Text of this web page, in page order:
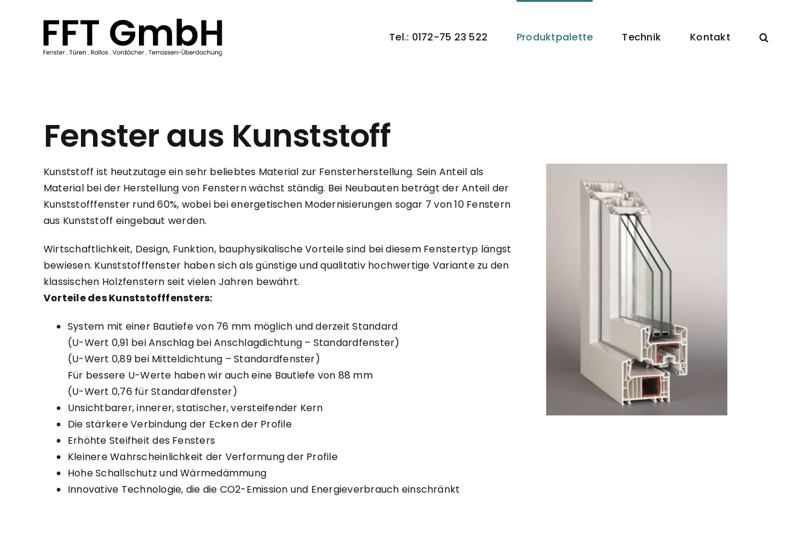
Tel.: 0172-75 23 522 Produktpalette Technik Kontakt
Fenster aus Kunststoff
Kunststoff ist heutzutage ein sehr beliebtes Material zur Fensterherstellung. Sein Anteil als
Material bei der Herstellung von Fenstern wächst ständig. Bei Neubauten beträgt der Anteil der
Kunststofffenster rund 60%, wobei bei energetischen Modernisierungen sogar 7 von 10 Fenstern
aus Kunststoff eingebaut werden.
Wirtschaftlichkeit, Design, Funktion, bauphysikalische Vorteile sind bei diesem Fenstertyp längst
bewiesen. Kunststofffenster haben sich als günstige und qualitativ hochwertige Variante zu den
klassischen Holzfenstern seit vielen Jahren bewährt.
Vorteile des Kunststofffensters:
System mit einer Bautiefe von 76 mm möglich und derzeit Standard
(U-Wert 0,91 bei Anschlag bei Anschlagdichtung – Standardfenster)
(U-Wert 0,89 bei Mitteldichtung – Standardfenster)
Für bessere U-Werte haben wir auch eine Bautiefe von 88 mm
(U-Wert 0,76 für Standardfenster)
Unsichtbarer, innerer, statischer, versteifender Kern
Die stärkere Verbindung der Ecken der Profile
Erhöhte Steifheit des Fensters
Kleinere Wahrscheinlichkeit der Verformung der Profile
Hohe Schallschutz und Wärmedämmung
Innovative Technologie, die die CO2-Emission und Energieverbrauch einschränkt